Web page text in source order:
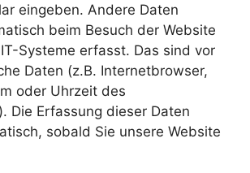
eingeben. Andere Daten
beim Besuch der Website
Systeme erfasst. Das sind vor
Daten (z.B. Internetbrowser,
oder Uhrzeit des
Die Erfassung dieser Daten
sobald Sie unsere Website